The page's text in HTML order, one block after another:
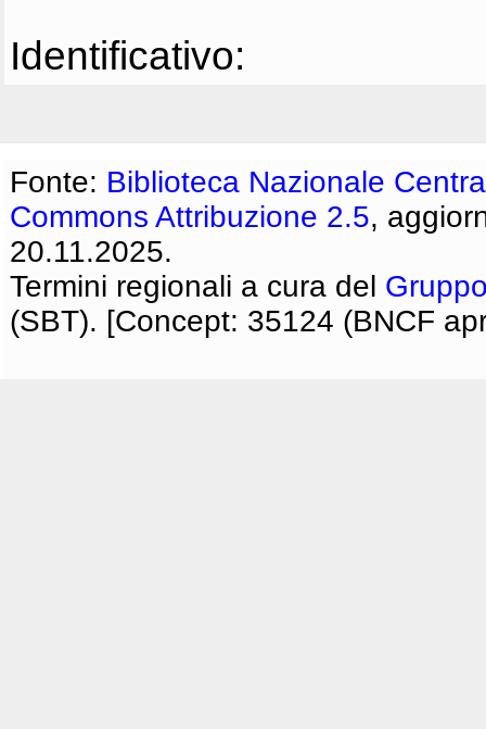
Identificativo:
Fonte: Biblioteca Nazionale
Commons Attribuzione 2.5,
20.11.2025.
Termini regionali a cura del
(SBT). [Concept: 35124 (BNCF